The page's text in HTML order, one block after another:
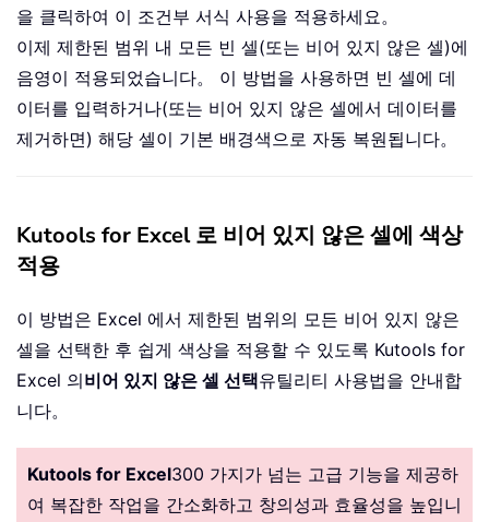
을 클릭하여 이 조건부 서식 사용을 적용하세요。
이제 제한된 범위 내 모든 빈 셀(또는 비어 있지 않은 셀)에
음영이 적용되었습니다。 이 방법을 사용하면 빈 셀에 데
이터를 입력하거나(또는 비어 있지 않은 셀에서 데이터를
제거하면) 해당 셀이 기본 배경색으로 자동 복원됩니다。
Kutools for Excel 로 비어 있지 않은 셀에 색상
적용
이 방법은 Excel 에서 제한된 범위의 모든 비어 있지 않은
셀을 선택한 후 쉽게 색상을 적용할 수 있도록 Kutools for
Excel 의비어 있지 않은 셀 선택유틸리티 사용법을 안내합
니다。
Kutools for Excel300 가지가 넘는 고급 기능을 제공하
여 복잡한 작업을 간소화하고 창의성과 효율성을 높입니